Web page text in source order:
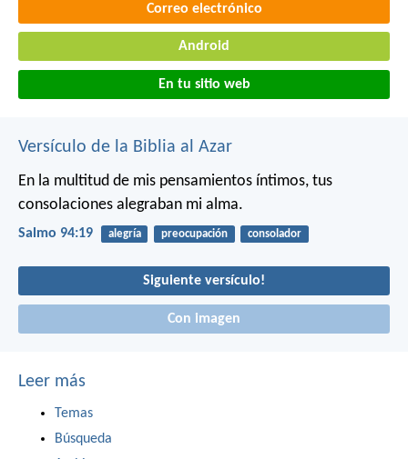
Correo electrónico
Android
En tu sitio web
Versículo de la Biblia al Azar
En la multitud de mis pensamientos íntimos, tus
consolaciones alegraban mi alma.
Salmo 94:19 alegría preocupación consolador
Siguiente versículo!
Con imagen
Leer más
Temas
Búsqueda